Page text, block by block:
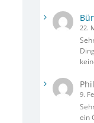
22.
9.
ein